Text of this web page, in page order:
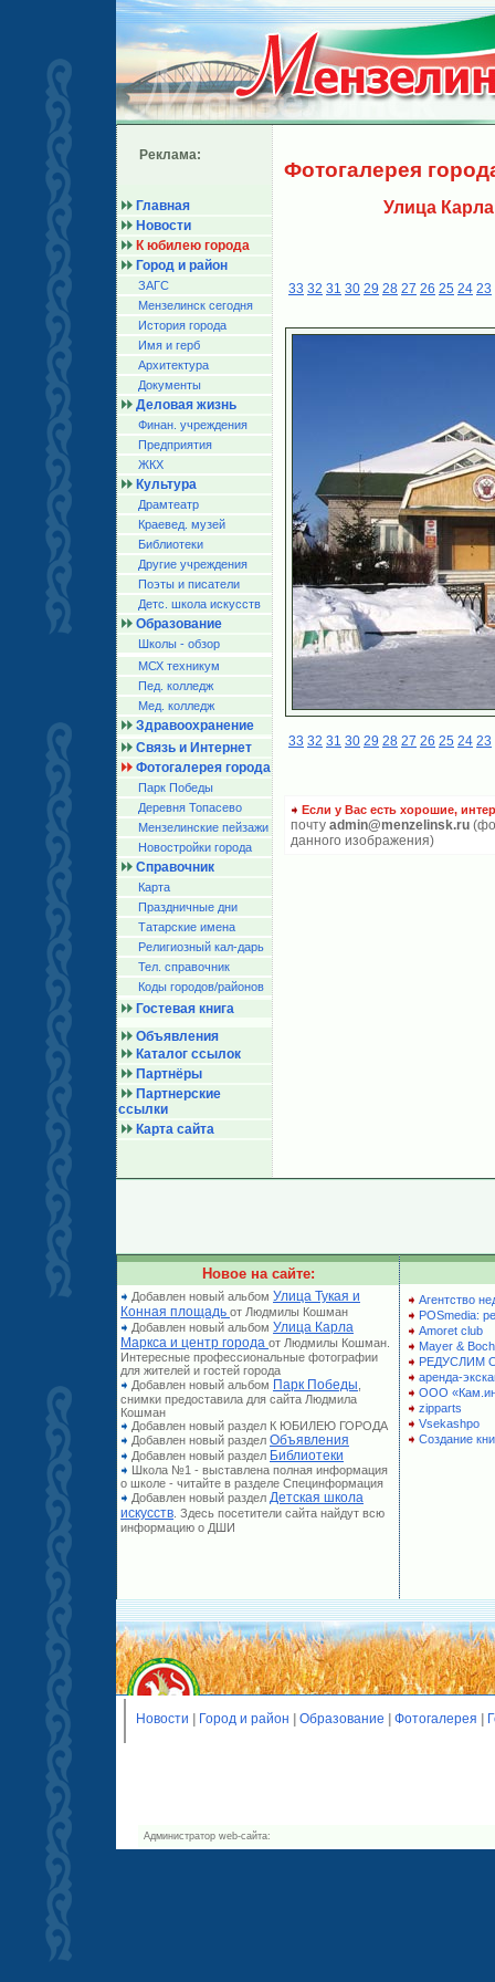
Реклама:
Главная
Новости
К юбилею города
Город и район
ЗАГС
Мензелинск сегодня
История города
Имя и герб
Архитектура
Документы
Деловая жизнь
Финан. учреждения
Предприятия
ЖКХ
Культура
Драмтеатр
Краевед. музей
Библиотеки
Другие учреждения
Поэты и писатели
Детс. школа искусств
Образование
Школы - обзор
МСХ техникум
Пед. колледж
Мед. колледж
Здравоохранение
Связь и Интернет
Фотогалерея города
Парк Победы
Деревня Топасево
Мензелинские пейзажи
Новостройки города
Справочник
Карта
Праздничные дни
Татарские имена
Религиозный кал-дарь
Тел. справочник
Коды городов/райoнов
Гостевая книга
Объявления
Каталог ссылок
Партнёры
Партнерские
ссылки
Карта сайта
Фотогалерея
Улица
33 32 31 30 29 28 27 26 25 24 23
33 32 31 30 29 28 27 26 25 24 23
Если у Вас есть хорошие,
почту admin@menzelinsk.ru
данного изображения)
Новое на сайте:
Добавлен новый альбом Улица Тукая и
Конная площадь от Людмилы Кошман
Добавлен новый альбом Улица Карла
Маркса и центр города от Людмилы Кошман.
Интересные профессиональные фотографии
для жителей и гостей города
Добавлен новый альбом Парк Победы
снимки предоставила для сайта Людмила
Кошман
Добавлен новый раздел К ЮБИЛЕЮ ГОРОДА
Добавлен новый раздел Объявления
Добавлен новый раздел Библиотеки
Школа №1 - выставлена полная информация
о школе - читайте в разделе Специнформация
Добавлен новый раздел Детская школа
искусств . Здесь посетители сайта найдут всю
информацию о ДШИ
Агентство
POSmedia:
Amoret club
Mayer & Boch
РЕДУСЛИМ
аренда-
ООО
zipparts
Vsekashpo
Создание
Новости Город и район Образование Фотогалерея
Администратор web-сайта: